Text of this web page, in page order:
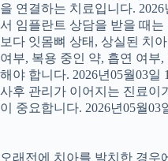
을 연결하는 치료입니다. 2026
서 임플란트 상담을 받을 때
보다 잇몸뼈 상태, 상실된 치
여부, 복용 중인 약, 흡연 여부
해야 합니다. 2026년05월03일
사후 관리가 이어지는 진료이
이 중요합니다. 2026년05월03
오래전에 치아를 발치한 경우